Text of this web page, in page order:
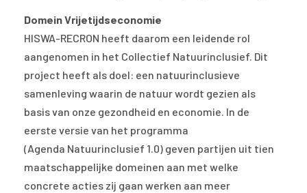
Domein Vrijetijdseconomie
HISWA-RECRON heeft daarom een leidende rol
aangenomen in het Collectief Natuurinclusief. Dit
project heeft als doel: een natuurinclusieve
samenleving waarin de natuur wordt gezien als
basis van onze gezondheid en economie. In de
eerste versie van het programma
(Agenda Natuurinclusief 1.0) geven partijen uit tien
maatschappelijke domeinen aan met welke
concrete acties zij gaan werken aan meer